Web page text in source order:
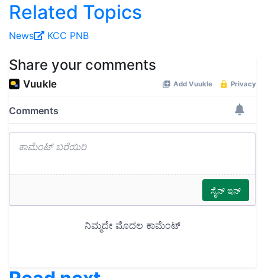
Related Topics
News KCC PNB
Share your comments